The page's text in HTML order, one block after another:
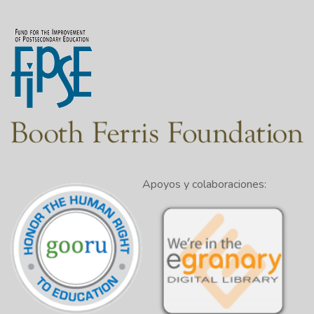
Apoyos y colaboraciones: